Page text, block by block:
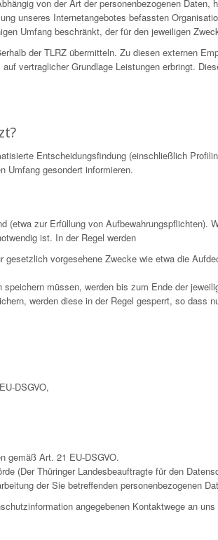
von der Art der personenbezogenen Daten,
unseres Internetangebotes befassten
Umfang beschränkt, der für den jeweiligen
der TLRZ übermitteln. Zu diesen externen
vertraglicher Grundlage Leistungen erbringt.
Entscheidungsfindung (einschließlich
Umfang gesondert informieren.
zur Erfüllung von Aufbewahrungspflichten).
ist. In der Regel werden
vorgesehene Zwecke wie etwa die
müssen, werden bis zum Ende der
werden diese in der Regel gesperrt, so dass
DSGVO,
gemäß Art. 21 EU-DSGVO.
(Der Thüringer Landesbeauftragte für den
der Sie betreffenden personenbezogenen
angegebenen Kontaktwege an uns